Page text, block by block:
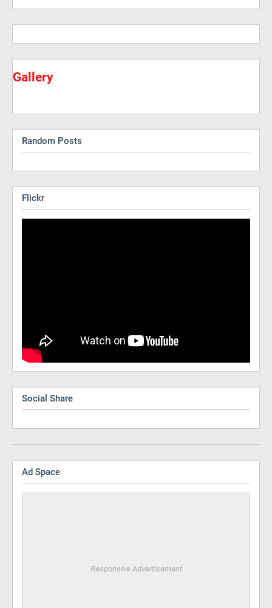
Gallery
Random Posts
Flickr
Social Share
Ad Space
Responsive Advertisement